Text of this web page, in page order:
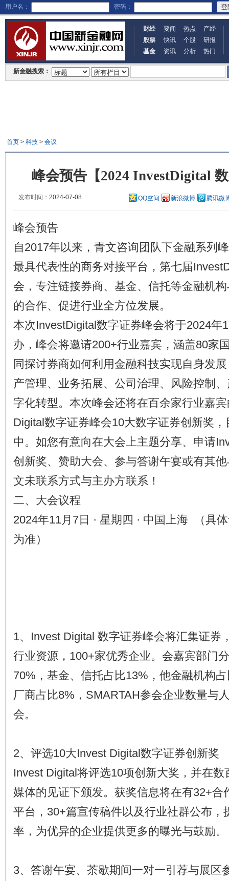
用户名： 密码：
财经 要闻 热点
产经
股票
快讯 个股
研报
基金
资讯 分析 热门
新金融搜索：
首页> 科技> 会议
峰会预告【2024 InvestDigital
发布时间： 2024-07-08 QQ空间 新浪微博 腾讯微
峰会预告
自2017年以来，青文咨询团队下金融系列
最具代表性的商务对接平台，第七届
会，专注链接券商、基金、信托等金融机
的合作、促进行业全方位发展。
本次InvestDigital数字证券峰会将于2024年
办，峰会将邀请200+行业嘉宾，涵盖80家
同探讨券商如何利用金融科技实现自身发
产管理、业务拓展、公司治理、风险控制
字化转型。本次峰会还将在百余家行业嘉
Digital数字证券峰会10大数字证券创新奖
中。如您有意向在大会上主题分享、申请
创新奖、赞助大会、参与答谢午宴或有其
文未联系方式与主办方联系！
二、大会议程
2024年11月7日 · 星期四 · 中国上海 （具
为准）
1、Invest Digital 数字证券峰会将汇集证券
行业资源，100+家优秀企业。会嘉宾部门
70%，基金、信托占比13%，他金融机构
厂商占比8%，SMARTAH参会企业数量与
会。
2、评选10大Invest Digital数字证券创新奖
Invest Digital将评选10项创新大奖，并在
媒体的见证下颁发。获奖信息将在有32+合
平台，30+篇宣传稿件以及行业社群公布，
率，为优异的企业提供更多的曝光与鼓励。
3、答谢午宴、茶歇期间一对一引荐与展区